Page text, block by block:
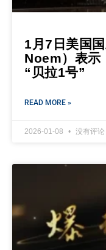
1月7日美国
Noem）表示
“贝拉1号”
READ MORE »
2026-01-08 没有评论